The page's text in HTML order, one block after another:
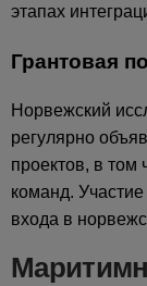
этапах
Грантовая
Норвежский
регулярно
проектов, в том
команд.
входа в